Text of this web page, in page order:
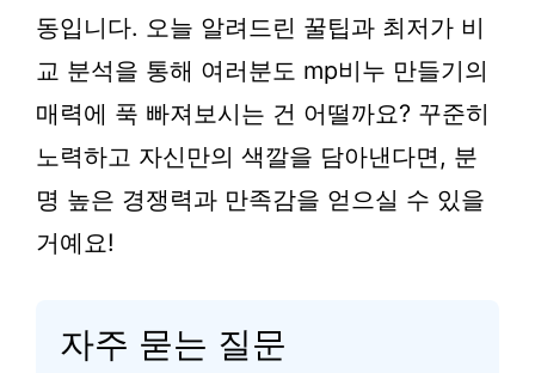
동입니다. 오늘 알려드린 꿀팁과 최저가 비
교 분석을 통해 여러분도 mp비누 만들기의
매력에 푹 빠져보시는 건 어떨까요? 꾸준히
노력하고 자신만의 색깔을 담아낸다면, 분
명 높은 경쟁력과 만족감을 얻으실 수 있을
거예요!
자주 묻는 질문